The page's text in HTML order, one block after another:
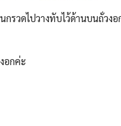
รวดไปวางทับไว้ด้านบนถั่วงอ
อกค่ะ